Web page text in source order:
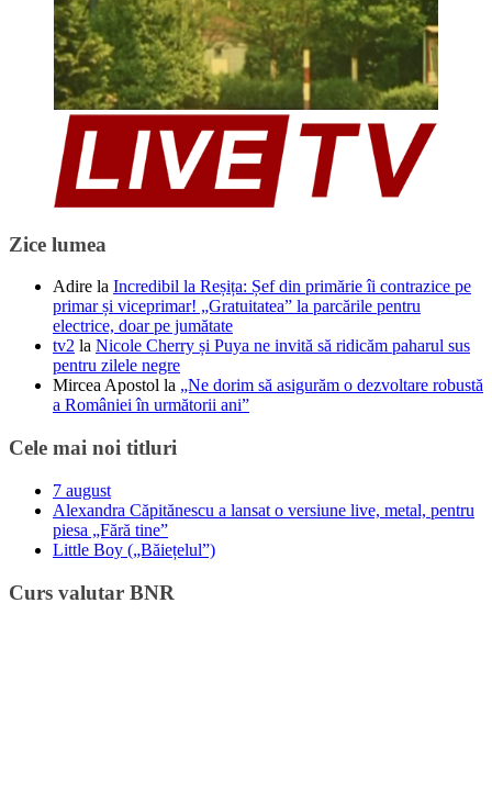
Zice lumea
Adire la Incredibil la Reșița: Șef din primărie îi contrazice pe
primar și viceprimar! „Gratuitatea” la parcările pentru
electrice, doar pe jumătate
tv2 la Nicole Cherry și Puya ne invită să ridicăm paharul sus
pentru zilele negre
Mircea Apostol la „Ne dorim să asigurăm o dezvoltare robustă
a României în următorii ani”
Cele mai noi titluri
7 august
Alexandra Căpitănescu a lansat o versiune live, metal, pentru
piesa „Fără tine”
Little Boy („Băiețelul”)
Curs valutar BNR